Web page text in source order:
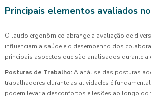
Principais elementos avaliados
O laudo ergonômico abrange a avaliação de
influenciam a saúde e o desempenho dos
principais aspectos que são analisados durante
Posturas de Trabalho:A análise das posturas
trabalhadores durante as atividades é
podem levar a desconfortos e lesões ao longo do